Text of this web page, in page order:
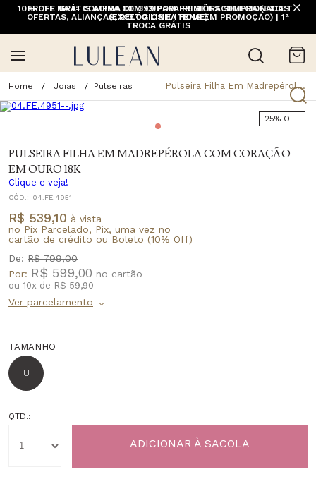
10% OFF NA 1ª COMPRA COM CUPOM PRIMEIRACOMPRA (EXCETO
OFERTAS, ALIANÇAS, RELÓGIOS E ITENS EM PROMOÇÃO) | 1ª
TROCA GRÁTIS
FRETE GRÁTIS ACIMA DE 399 PARA REGIÕES SELECIONADAS
(EXCETO LINHA HOME)
Joias Pulseiras Pulseira Filha Em Madrepérola Com Coração Em Ouro 18K
25% OFF
PULSEIRA FILHA EM MADREPÉROLA COM CORAÇÃO
EM OURO 18K
Clique e veja!
CÓD.: 04.FE.4951
R$ 539,10 à vista
no Pix Parcelado, Pix, uma vez no
cartão de crédito ou Boleto (10% Off)
De: R$ 799,00
Por: R$ 599,00
ou 10x de R$ 59,90
TAMANHO
U
QTD.: